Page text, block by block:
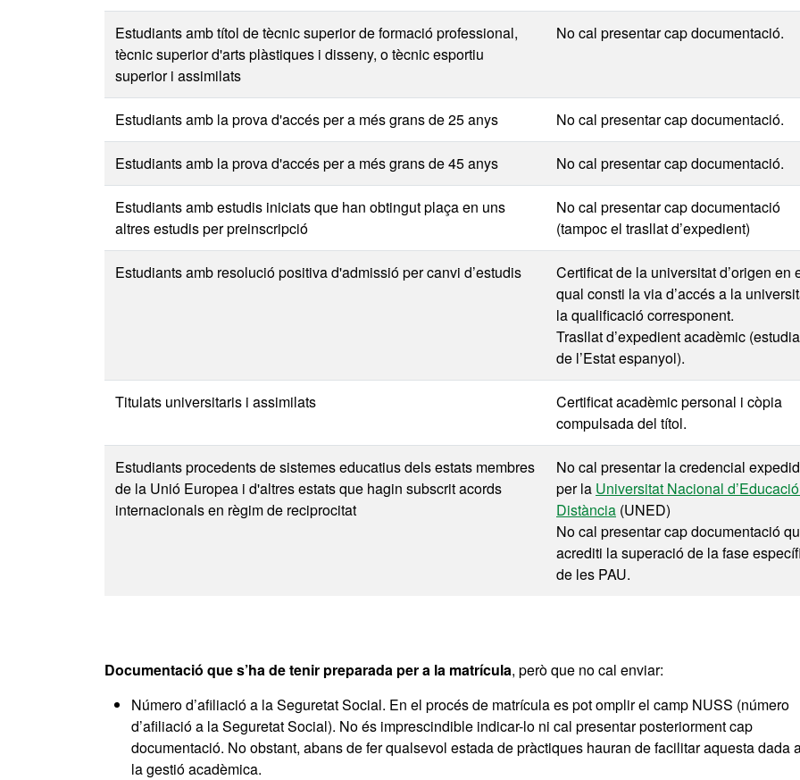
Estudiants amb títol de tècnic superior de formació professional,
tècnic superior d'arts plàstiques i disseny, o tècnic esportiu
superior i assimilats
No cal presentar cap documentació.
Estudiants amb la prova d'accés per a més grans de 25 anys No cal presentar cap documentació.
Estudiants amb la prova d'accés per a més grans de 45 anys No cal presentar cap documentació.
Estudiants amb estudis iniciats que han obtingut plaça en uns
altres estudis per preinscripció
No cal presentar cap documentació
(tampoc el trasllat d’expedient)
Estudiants amb resolució positiva d'admissió per canvi d’estudis
Certificat de la universitat d’origen en
qual consti la via d’accés a la
la qualificació corresponent.
Trasllat d’expedient acadèmic
de l’Estat espanyol).
Titulats universitaris i assimilats
Certificat acadèmic personal i còpia
compulsada del títol.
Estudiants procedents de sistemes educatius dels estats membres
de la Unió Europea i d'altres estats que hagin subscrit acords
internacionals en règim de reciprocitat
No cal presentar la credencial
per la Universitat Nacional
Distància (UNED)
No cal presentar cap documentació
acrediti la superació de la fase
de les PAU.
Documentació que s’ha de tenir preparada per a la matrícula, però que no cal enviar:
Número d’afiliació a la Seguretat Social. En el procés de matrícula es pot omplir el camp NUSS (número
d’afiliació a la Seguretat Social). No és imprescindible indicar-lo ni cal presentar posteriorment cap
documentació. No obstant, abans de fer qualsevol estada de pràctiques hauran de facilitar aquesta dada
la gestió acadèmica.